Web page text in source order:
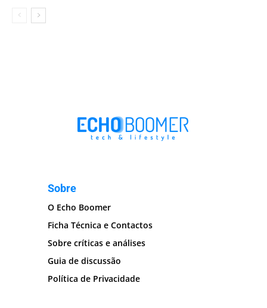
Sobre
O Echo Boomer
Ficha Técnica e Contactos
Sobre críticas e análises
Guia de discussão
Política de Privacidade